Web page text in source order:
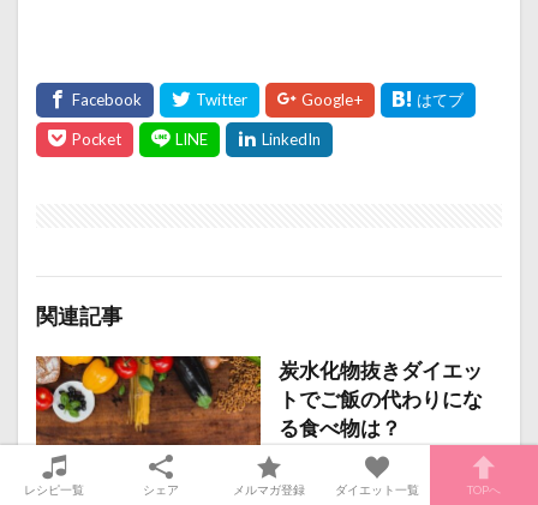
関連記事
炭水化物抜きダイエッ
トでご飯の代わりにな
る食べ物は？
レシピ一覧 シェア メルマガ登録 ダイエット一覧 TOPへ